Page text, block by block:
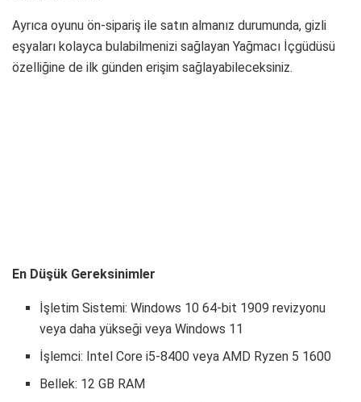
Ayrıca oyunu ön-sipariş ile satın almanız durumunda, gizli
eşyaları kolayca bulabilmenizi sağlayan Yağmacı İçgüdüsü
özelliğine de ilk günden erişim sağlayabileceksiniz.
En Düşük Gereksinimler
İşletim Sistemi: Windows 10 64-bit 1909 revizyonu
veya daha yükseği veya Windows 11
İşlemci: Intel Core i5-8400 veya AMD Ryzen 5 1600
Bellek: 12 GB RAM